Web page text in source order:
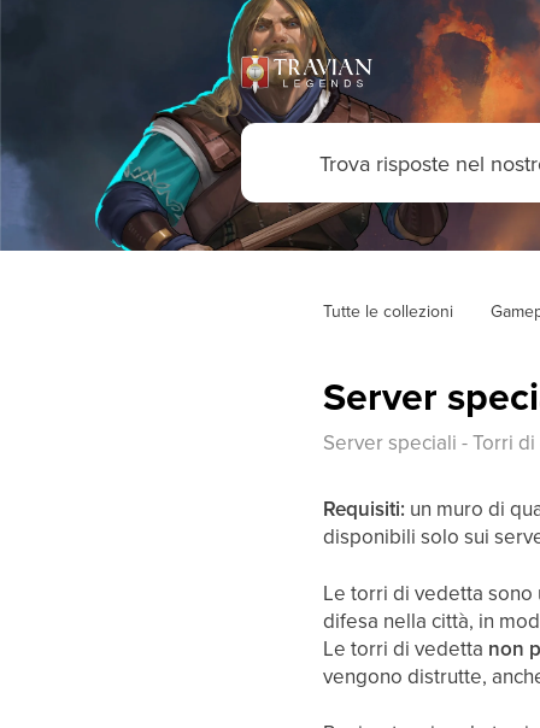
Tutte le collezioni
Server
Server speciali - Torri
Requisiti: un muro di
disponibili solo sui
Le torri di vedetta
difesa nella città, in
Le torri di vedetta non
vengono distrutte,